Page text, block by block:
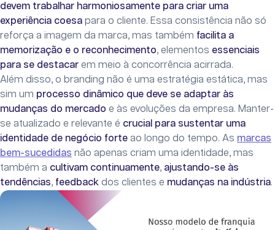
devem trabalhar harmoniosamente para criar uma
experiência coesa para o cliente. Essa consistência não só
reforça a imagem da marca, mas também facilita a
memorização e o reconhecimento, elementos essenciais
para se destacar em meio à concorrência acirrada.
Além disso, o branding não é uma estratégia estática, mas
sim um processo dinâmico que deve se adaptar às
mudanças do mercado e às evoluções da empresa. Manter-
se atualizado e relevante é crucial para sustentar uma
identidade de negócio forte ao longo do tempo. As marcas
bem-sucedidas não apenas criam uma identidade, mas
também a cultivam continuamente, ajustando-se às
tendências, feedback dos clientes e mudanças na indústria.